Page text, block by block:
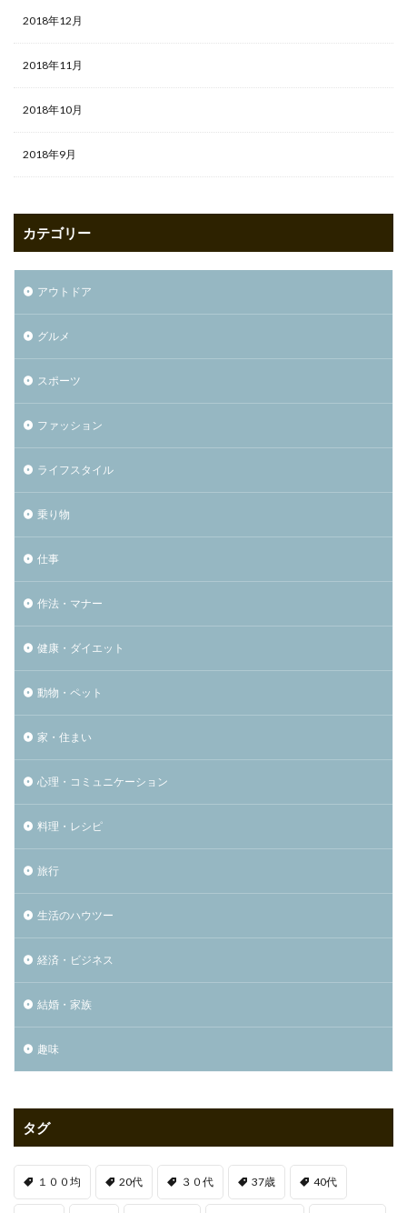
2018年12月
2018年11月
2018年10月
2018年9月
カテゴリー
アウトドア
グルメ
スポーツ
ファッション
ライフスタイル
乗り物
仕事
作法・マナー
健康・ダイエット
動物・ペット
家・住まい
心理・コミュニケーション
料理・レシピ
旅行
生活のハウツー
経済・ビジネス
結婚・家族
趣味
タグ
１００均 20代 ３０代 37歳 40代